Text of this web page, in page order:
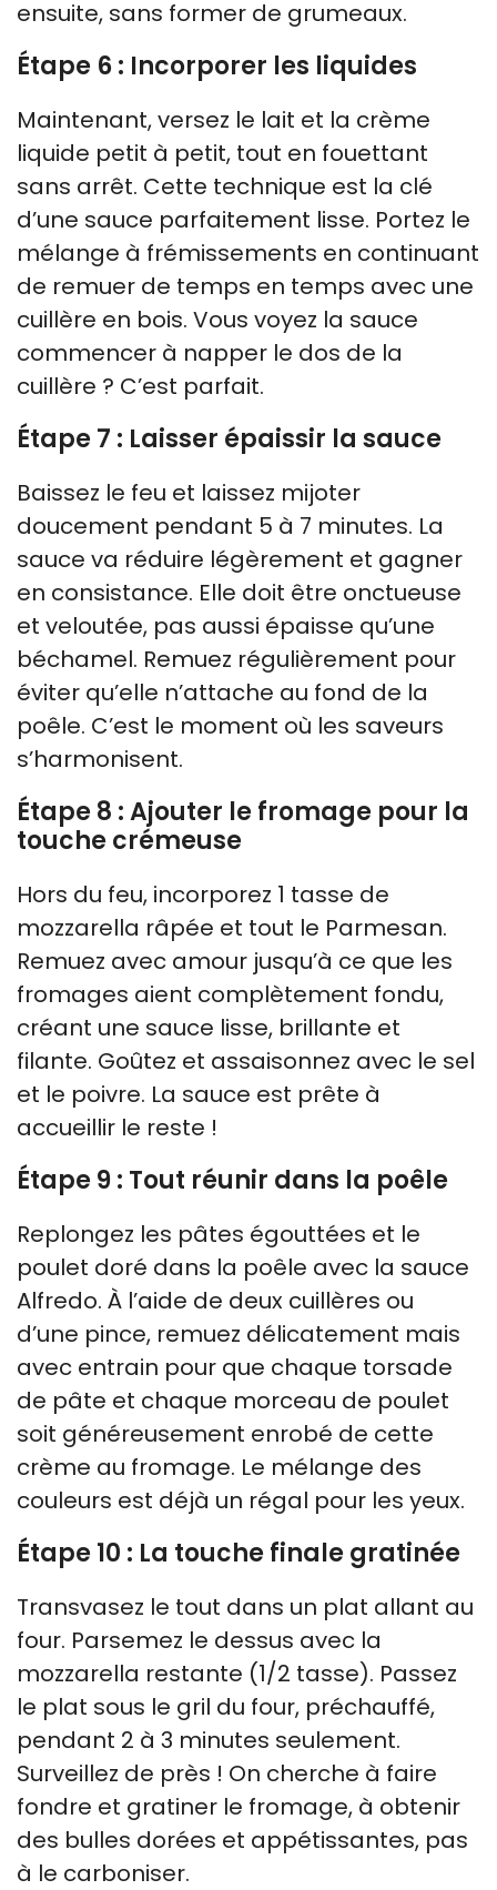
ensuite, sans former de grumeaux.
Étape 6 : Incorporer les liquides
Maintenant, versez le lait et la crème
liquide petit à petit, tout en fouettant
sans arrêt. Cette technique est la clé
d’une sauce parfaitement lisse. Portez le
mélange à frémissements en continuant
de remuer de temps en temps avec une
cuillère en bois. Vous voyez la sauce
commencer à napper le dos de la
cuillère ? C’est parfait.
Étape 7 : Laisser épaissir la sauce
Baissez le feu et laissez mijoter
doucement pendant 5 à 7 minutes. La
sauce va réduire légèrement et gagner
en consistance. Elle doit être onctueuse
et veloutée, pas aussi épaisse qu’une
béchamel. Remuez régulièrement pour
éviter qu’elle n’attache au fond de la
poêle. C’est le moment où les saveurs
s’harmonisent.
Étape 8 : Ajouter le fromage pour la
touche crémeuse
Hors du feu, incorporez 1 tasse de
mozzarella râpée et tout le Parmesan.
Remuez avec amour jusqu’à ce que les
fromages aient complètement fondu,
créant une sauce lisse, brillante et
filante. Goûtez et assaisonnez avec le sel
et le poivre. La sauce est prête à
accueillir le reste !
Étape 9 : Tout réunir dans la poêle
Replongez les pâtes égouttées et le
poulet doré dans la poêle avec la sauce
Alfredo. À l’aide de deux cuillères ou
d’une pince, remuez délicatement mais
avec entrain pour que chaque torsade
de pâte et chaque morceau de poulet
soit généreusement enrobé de cette
crème au fromage. Le mélange des
couleurs est déjà un régal pour les yeux.
Étape 10 : La touche finale gratinée
Transvasez le tout dans un plat allant au
four. Parsemez le dessus avec la
mozzarella restante (1/2 tasse). Passez
le plat sous le gril du four, préchauffé,
pendant 2 à 3 minutes seulement.
Surveillez de près ! On cherche à faire
fondre et gratiner le fromage, à obtenir
des bulles dorées et appétissantes, pas
à le carboniser.